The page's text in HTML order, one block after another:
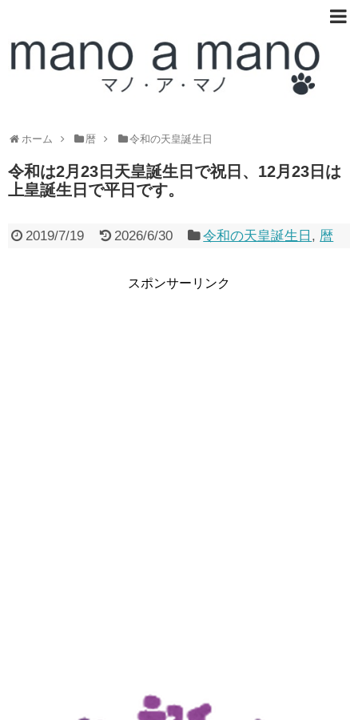
ホーム 暦 令和の天皇誕生日
令和は2月23日天皇誕生日で祝日、12月23日は
上皇誕生日で平日です。
2019/7/19 2026/6/30 令和の天皇誕生日 , 暦
スポンサーリンク